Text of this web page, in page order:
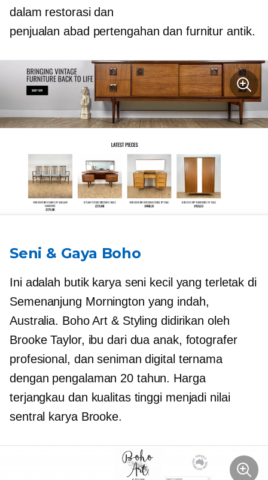
dalam restorasi dan
penjualanabad pertengahan dan furnitur antik.
Seni & Gaya Boho
Ini adalah butik karya seni kecil yang terletak di
Semenanjung Mornington yang indah,
Australia. Boho Art & Styling didirikan oleh
Brooke Taylor, ibu dari dua anak, fotografer
profesional, dan seniman digital ternama
dengan pengalaman 20 tahun. Harga
terjangkau dan kualitas tinggi menjadi nilai
sentral karya Brooke.